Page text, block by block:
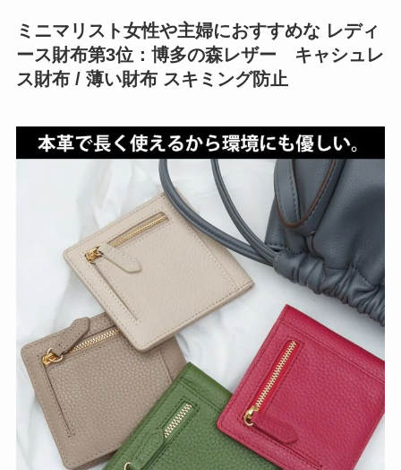
ミニマリスト女性や主婦におすすめな レディ
ース財布第3位：博多の森レザー キャシュレ
ス財布 / 薄い財布 スキミング防止